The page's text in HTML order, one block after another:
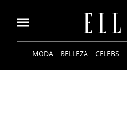
MODA BELLEZA CELEBS